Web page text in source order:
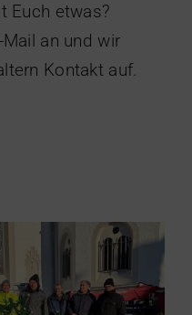
Euch etwas?
an und wir
Kontakt auf.